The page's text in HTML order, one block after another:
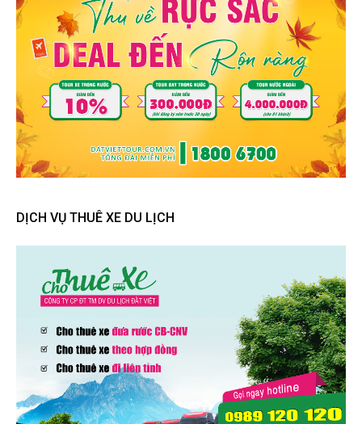
DỊCH VỤ THUÊ XE DU LỊCH